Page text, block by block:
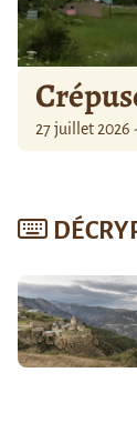
27 juillet 2026